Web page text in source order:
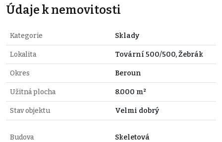
Údaje k nemovitosti
Kategorie Sklady
Lokalita Tovární 500/500, Žebrák
Okres Beroun
Užitná plocha 8.000 m²
Stav objektu Velmi dobrý
Budova Skeletová